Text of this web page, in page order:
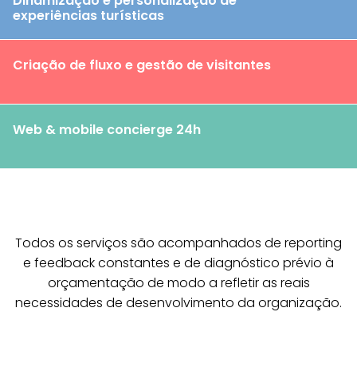
experiências turísticas
Criação de fluxo e gestão de visitantes
Web & mobile concierge 24h
Todos os serviços são acompanhados de reporting
e feedback constantes e de diagnóstico prévio à
orçamentação de modo a refletir as reais
necessidades de desenvolvimento da organização.